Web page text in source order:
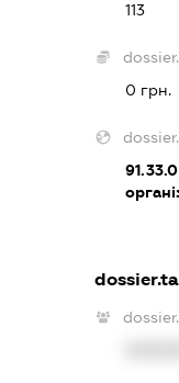
113
0 грн.
91.33.0